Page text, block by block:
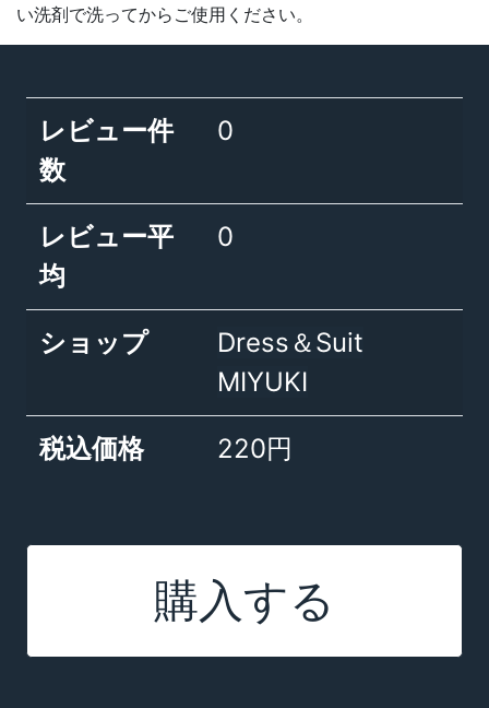
い洗剤で洗ってからご使用ください。
レビュー件
数
0
レビュー平
均
0
ショップ
Dress＆Suit
MIYUKI
税込価格 220円
購入する